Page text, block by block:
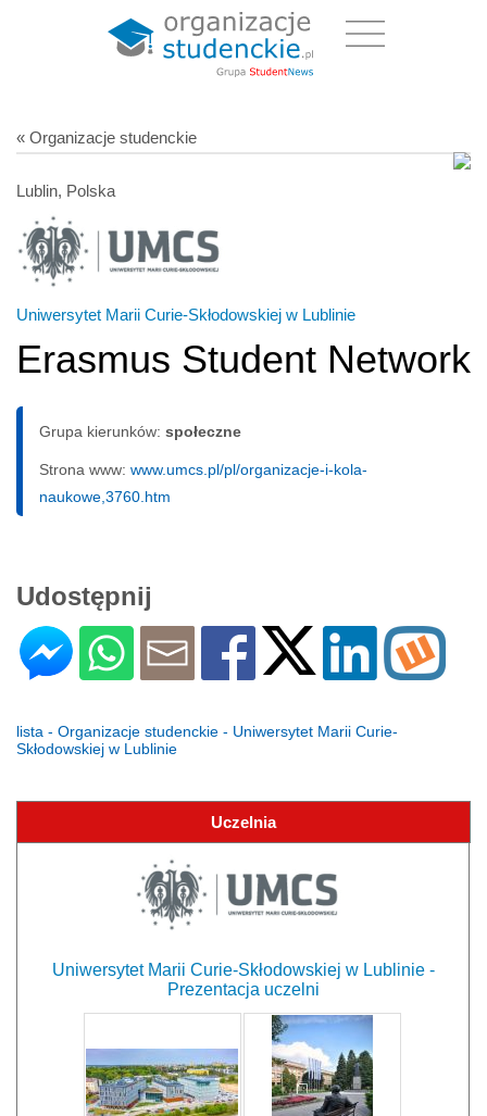
« Organizacje studenckie
Lublin, Polska
Uniwersytet Marii Curie-Skłodowskiej w Lublinie
Erasmus Student Network
Grupa kierunków: społeczne
Strona www: www.umcs.pl/pl/organizacje-i-kola-
naukowe,3760.htm
Udostępnij
lista - Organizacje studenckie - Uniwersytet Marii Curie-
Skłodowskiej w Lublinie
Uczelnia
Uniwersytet Marii Curie-Skłodowskiej w Lublinie -
Prezentacja uczelni